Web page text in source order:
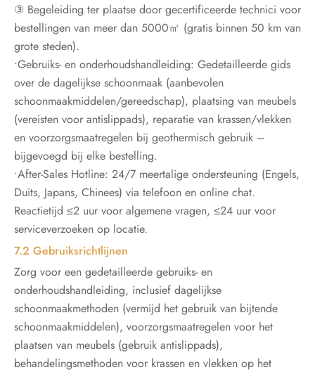
③ Begeleiding ter plaatse door gecertificeerde technici voor
bestellingen van meer dan 5000㎡ (gratis binnen 50 km van
grote steden).
•Gebruiks- en onderhoudshandleiding: Gedetailleerde gids
over de dagelijkse schoonmaak (aanbevolen
schoonmaakmiddelen/gereedschap), plaatsing van meubels
(vereisten voor antislippads), reparatie van krassen/vlekken
en voorzorgsmaatregelen bij geothermisch gebruik –
bijgevoegd bij elke bestelling.
•After-Sales Hotline: 24/7 meertalige ondersteuning (Engels,
Duits, Japans, Chinees) via telefoon en online chat.
Reactietijd ≤2 uur voor algemene vragen, ≤24 uur voor
serviceverzoeken op locatie.
7.2 Gebruiksrichtlijnen
Zorg voor een gedetailleerde gebruiks- en
onderhoudshandleiding, inclusief dagelijkse
schoonmaakmethoden (vermijd het gebruik van bijtende
schoonmaakmiddelen), voorzorgsmaatregelen voor het
plaatsen van meubels (gebruik antislippads),
behandelingsmethoden voor krassen en vlekken op het